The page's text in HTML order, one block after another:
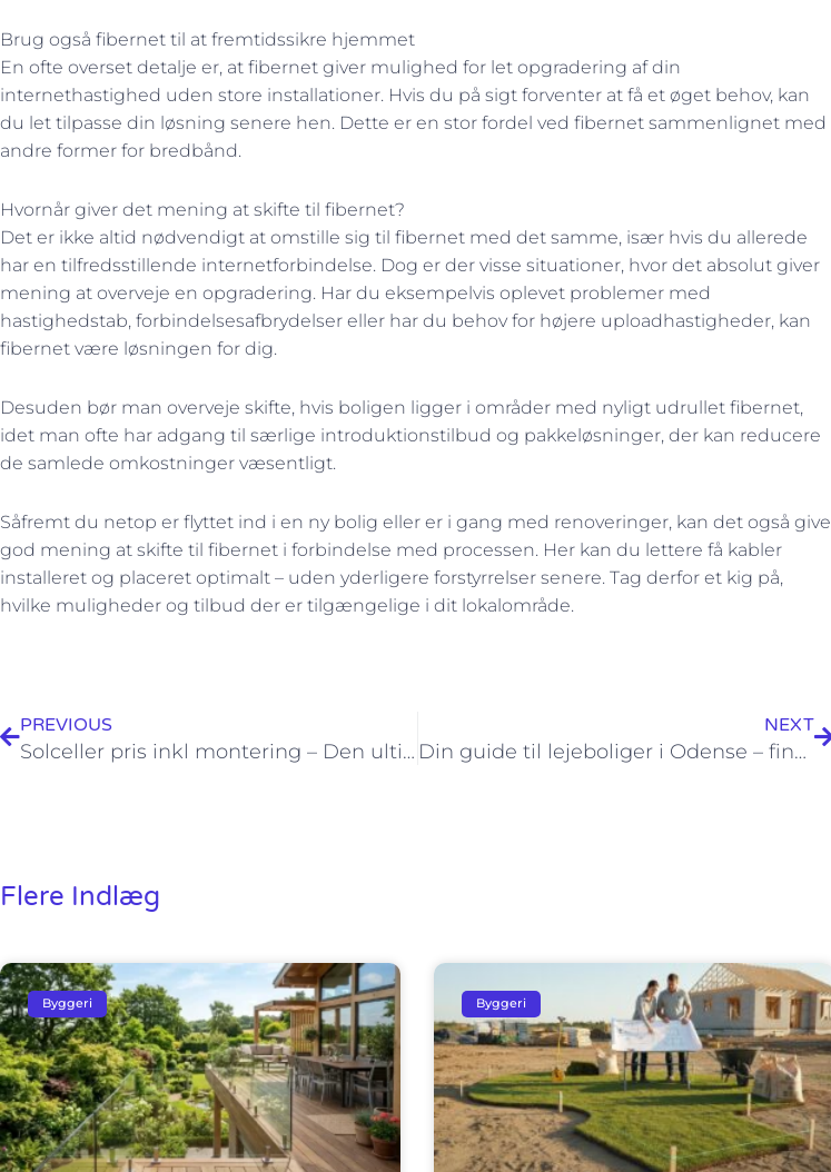
Brug også fibernet til at fremtidssikre hjemmet
En ofte overset detalje er, at fibernet giver mulighed for let opgradering af din
internethastighed uden store installationer. Hvis du på sigt forventer at få et øget behov, kan
du let tilpasse din løsning senere hen. Dette er en stor fordel ved fibernet sammenlignet med
andre former for bredbånd.
Hvornår giver det mening at skifte til fibernet?
Det er ikke altid nødvendigt at omstille sig til fibernet med det samme, især hvis du allerede
har en tilfredsstillende internetforbindelse. Dog er der visse situationer, hvor det absolut giver
mening at overveje en opgradering. Har du eksempelvis oplevet problemer med
hastighedstab, forbindelsesafbrydelser eller har du behov for højere uploadhastigheder, kan
fibernet være løsningen for dig.
Desuden bør man overveje skifte, hvis boligen ligger i områder med nyligt udrullet fibernet,
idet man ofte har adgang til særlige introduktionstilbud og pakkeløsninger, der kan reducere
de samlede omkostninger væsentligt.
Såfremt du netop er flyttet ind i en ny bolig eller er i gang med renoveringer, kan det også give
god mening at skifte til fibernet i forbindelse med processen. Her kan du lettere få kabler
installeret og placeret optimalt – uden yderligere forstyrrelser senere. Tag derfor et kig på,
hvilke muligheder og tilbud der er tilgængelige i dit lokalområde.
PREVIOUS
Solceller pris inkl montering – Den ultimative guide til installation og omkostninger
NEXT
Din guide til lejeboliger i Odense – find dit næste hjem
Flere Indlæg
Byggeri Byggeri